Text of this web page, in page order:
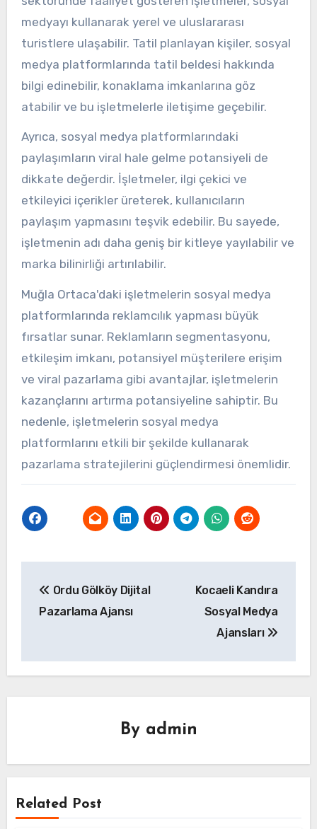
medyayı kullanarak yerel ve uluslararası
turistlere ulaşabilir. Tatil planlayan kişiler, sosyal
medya platformlarında tatil beldesi hakkında
bilgi edinebilir, konaklama imkanlarına göz
atabilir ve bu işletmelerle iletişime geçebilir.
Ayrıca, sosyal medya platformlarındaki
paylaşımların viral hale gelme potansiyeli de
dikkate değerdir. İşletmeler, ilgi çekici ve
etkileyici içerikler üreterek, kullanıcıların
paylaşım yapmasını teşvik edebilir. Bu sayede,
işletmenin adı daha geniş bir kitleye yayılabilir ve
marka bilinirliği artırılabilir.
Muğla Ortaca'daki işletmelerin sosyal medya
platformlarında reklamcılık yapması büyük
fırsatlar sunar. Reklamların segmentasyonu,
etkileşim imkanı, potansiyel müşterilere erişim
ve viral pazarlama gibi avantajlar, işletmelerin
kazançlarını artırma potansiyeline sahiptir. Bu
nedenle, işletmelerin sosyal medya
platformlarını etkili bir şekilde kullanarak
pazarlama stratejilerini güçlendirmesi önemlidir.
gezinmesi
Ordu Gölköy Dijital
Pazarlama Ajansı
Kocaeli Kandıra
Sosyal Medya
Ajansları
By admin
Related Post